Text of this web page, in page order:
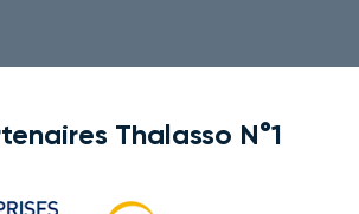
Thalasso N°1